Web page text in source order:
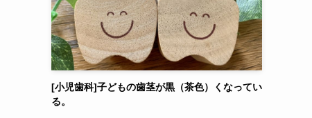
[小児歯科]子どもの歯茎が黒（茶色）くなってい
る。